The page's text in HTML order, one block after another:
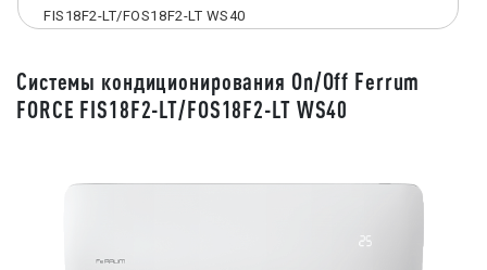
FIS18F2-LT/FOS18F2-LT WS40
Системы кондиционирования On/Off Ferrum
FORCE FIS18F2-LT/FOS18F2-LT WS40